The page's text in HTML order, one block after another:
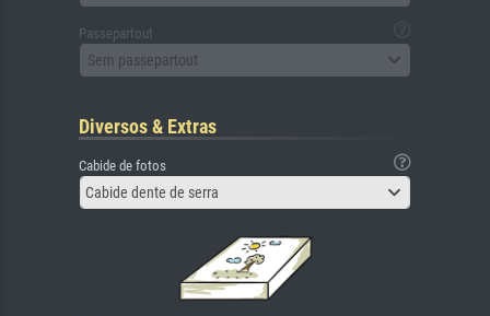
Passepartout
Sem passepartout
Diversos & Extras
Cabide de fotos
Cabide dente de serra